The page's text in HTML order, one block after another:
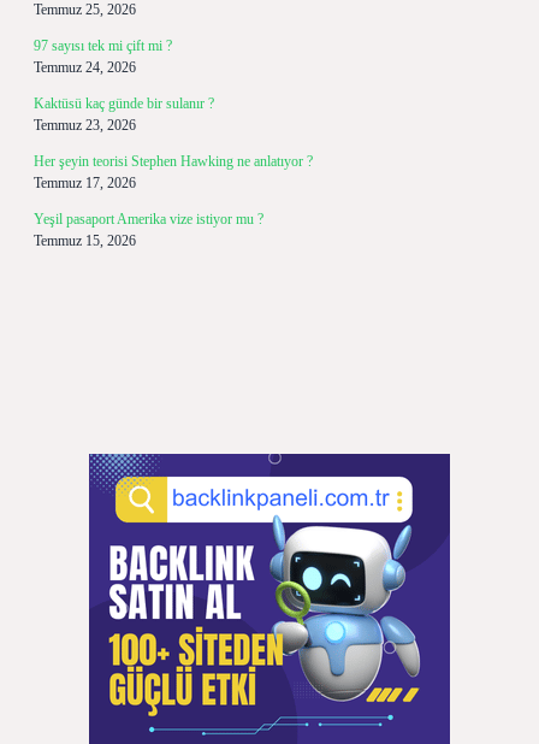
Temmuz 25, 2026
97 sayısı tek mi çift mi ?
Temmuz 24, 2026
Kaktüsü kaç günde bir sulanır ?
Temmuz 23, 2026
Her şeyin teorisi Stephen Hawking ne anlatıyor ?
Temmuz 17, 2026
Yeşil pasaport Amerika vize istiyor mu ?
Temmuz 15, 2026